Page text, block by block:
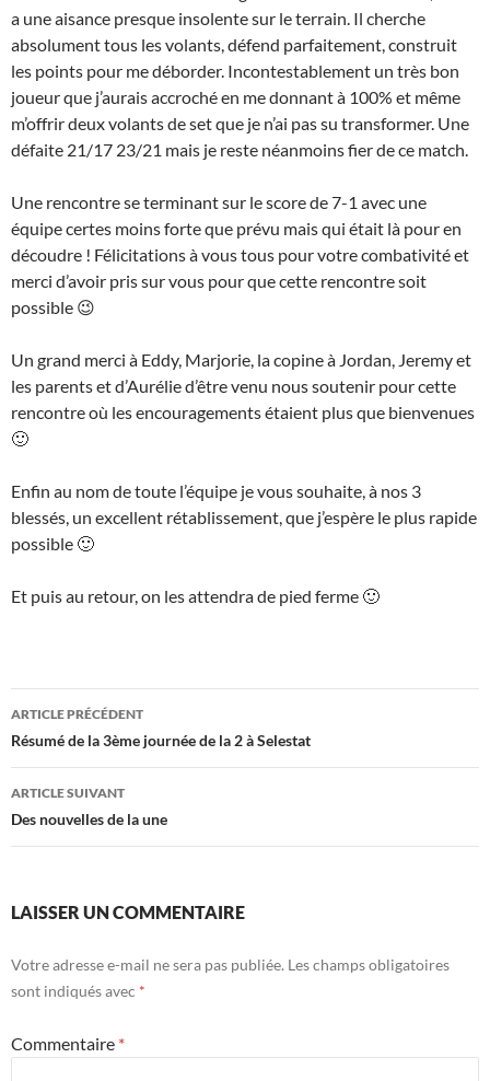
a une aisance presque insolente sur le terrain. Il cherche
absolument tous les volants, défend parfaitement, construit
les points pour me déborder. Incontestablement un très bon
joueur que j’aurais accroché en me donnant à 100% et même
m’offrir deux volants de set que je n’ai pas su transformer. Une
défaite 21/17 23/21 mais je reste néanmoins fier de ce match.
Une rencontre se terminant sur le score de 7-1 avec une
équipe certes moins forte que prévu mais qui était là pour en
découdre ! Félicitations à vous tous pour votre combativité et
merci d’avoir pris sur vous pour que cette rencontre soit
possible 😉
Un grand merci à Eddy, Marjorie, la copine à Jordan, Jeremy et
les parents et d’Aurélie d’être venu nous soutenir pour cette
rencontre où les encouragements étaient plus que bienvenues
🙂
Enfin au nom de toute l’équipe je vous souhaite, à nos 3
blessés, un excellent rétablissement, que j’espère le plus rapide
possible 🙂
Et puis au retour, on les attendra de pied ferme 🙂
Navigation
des
articles
ARTICLE PRÉCÉDENT
Résumé de la 3ème journée de la 2 à Selestat
ARTICLE SUIVANT
Des nouvelles de la une
LAISSER UN COMMENTAIRE
Votre adresse e-mail ne sera pas publiée. Les champs obligatoires
sont indiqués avec *
Commentaire *